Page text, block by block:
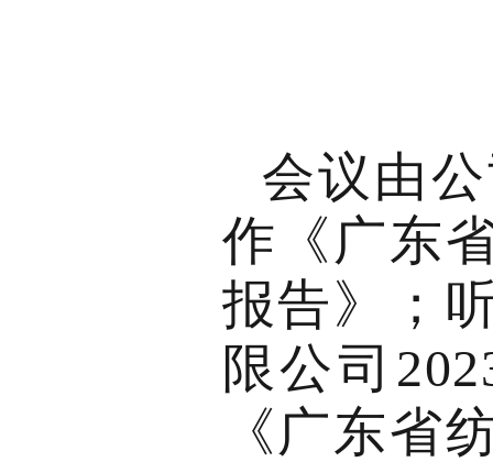
会议由
作《广东
报告》；
限公司
《广东省